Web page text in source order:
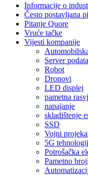
Informacije o
Često postavljana
Pitanje Quore
Vruće tačke
Vijesti kompanije
Server
Robot
Dronovi
LED displej
pametna
napajanje
skladištenje
SSD
Vojni
5G
Potrošačka
Pametno